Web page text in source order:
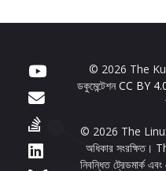
© 2026 The
ডকুমেন্টেশনCC BY
© 2026 The
অধিকার
নিবন্ধিত ট্রেডমার্ক